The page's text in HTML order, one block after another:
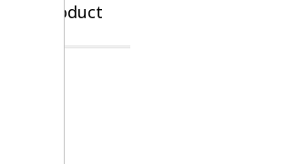
Product